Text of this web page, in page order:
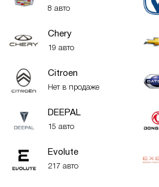
8 авто
Chery
19 авто
Citroen
Нет в продаже
DEEPAL
15 авто
Evolute
217 авто